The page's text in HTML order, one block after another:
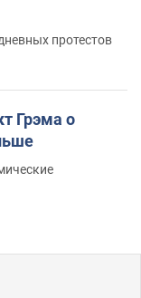
протестов
Грэма о